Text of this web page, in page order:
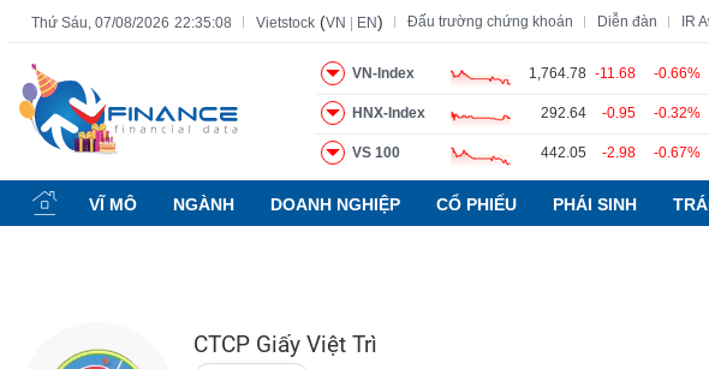
Thứ Sáu, 07/08/2026 22:35:09 Vietstock (VN EN) Đấu trường chứng khoán Diễn đàn IR
VN-Index 1,764.78 -11.68 -0.66%
HNX-Index 292.64 -0.95 -0.32%
VS 100 442.05 -2.98 -0.67%
VĨ MÔ NGÀNH DOANH NGHIỆP CỔ PHIẾU PHÁI SINH
CTCP Giấy Việt Trì
Tất cả Tính năng Ngành Mã chứng khoán Lãnh đạo Báo
Tính
năng
(-)